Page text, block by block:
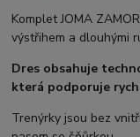
Komplet JOMA
výstřihem a dlouhými
Dres obsahuje
která podporuje
Trenýrky jsou bez